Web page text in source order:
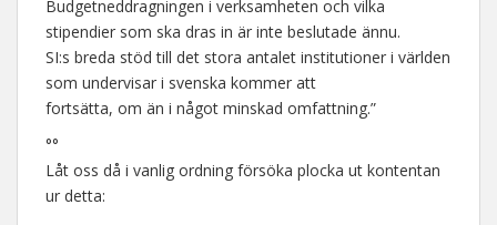
Budgetneddragningen i verksamheten och vilka
stipendier som ska dras in är inte beslutade ännu.
SI:s breda stöd till det stora antalet institutioner i världen
som undervisar i svenska kommer att
fortsätta, om än i något minskad omfattning.”
°°
Låt oss då i vanlig ordning försöka plocka ut kontentan
ur detta: